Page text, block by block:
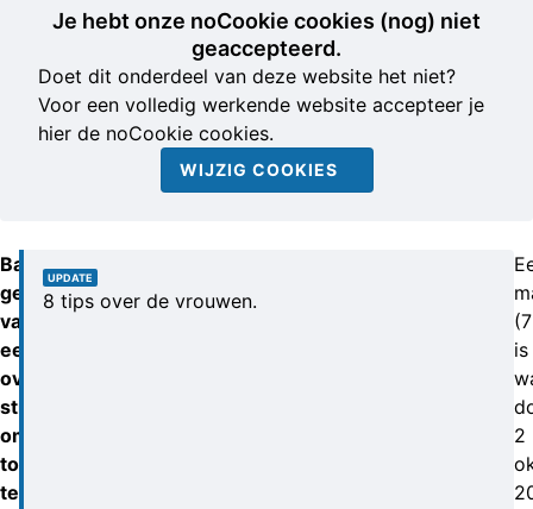
Je hebt onze noCookie cookies (nog) niet
geaccepteerd.
Doet dit onderdeel van deze website het niet?
Voor een volledig werkende website accepteer je
hier de noCookie cookies.
WIJZIG COOKIES
Babbeltrucers
gebruiken
vaak
een
overdonderings-
strategie
om
toe
te
UPDATE
8 tips over de vrouwen.
is
2